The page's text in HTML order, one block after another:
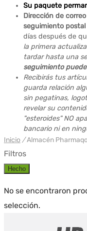
Su paquete
Dirección de
seguimiento
días después de
la primera
tardar hasta una
seguimiento
Recibirás tus
guarda relación
sin pegatinas,
revelar su
"esteroides" NO
bancario ni en
Inicio /Almacén
Filtros
Hecho
No se encontraron
selección.